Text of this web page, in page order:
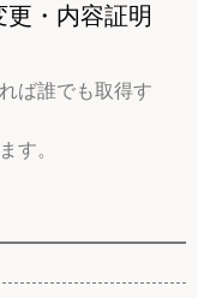
・内容証明
ば誰でも取得す
す。